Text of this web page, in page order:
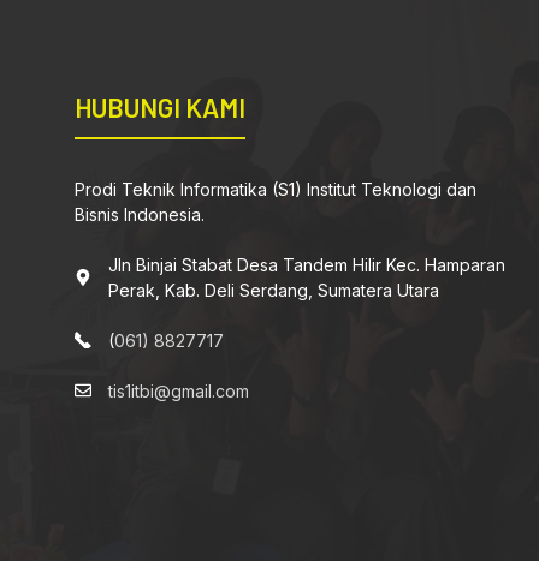
HUBUNGI KAMI
Prodi Teknik Informatika (S1) Institut Teknologi dan
Bisnis Indonesia.
Jln Binjai Stabat Desa Tandem Hilir Kec. Hamparan
Perak, Kab. Deli Serdang, Sumatera Utara
(061) 8827717
tis1itbi@gmail.com